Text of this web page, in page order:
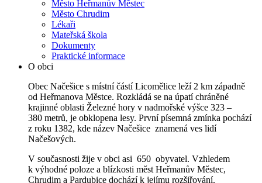
Město Heřmanův Městec
Město Chrudim
Lékaři
Mateřská škola
Dokumenty
Praktické informace
O obci
Obec Načešice s místní částí Licomělice leží 2 km západně
od Heřmanova Městce. Rozkládá se na úpatí chráněné
krajinné oblasti Železné hory v nadmořské výšce 323 –
380 metrů, je obklopena lesy. První písemná zmínka pochází
z roku 1382, kde název Načešice znamená ves lidí
Načešových.
V současnosti žije v obci asi 650 obyvatel. Vzhledem
k výhodné poloze a blízkosti měst Heřmanův Městec,
Chrudim a Pardubice dochází k jejímu rozšiřování.